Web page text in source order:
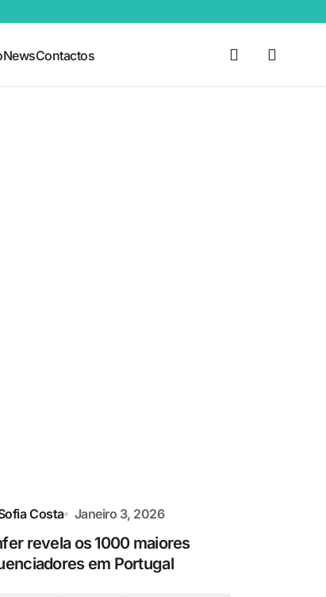
NewsContactos
Costa Janeiro 3, 2026
revela os 1000 maiores
em Portugal